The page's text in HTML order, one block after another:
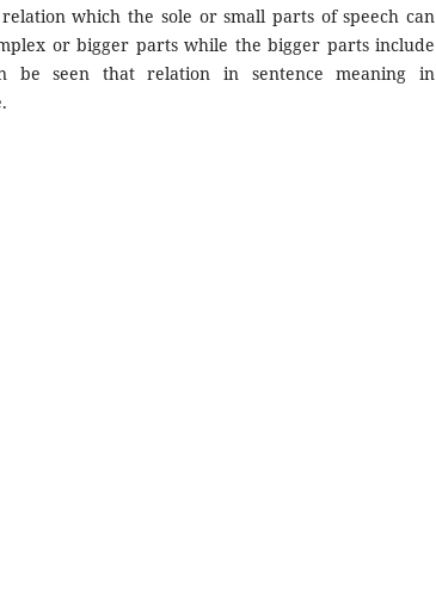
which the sole or small parts of speech can
or bigger parts while the bigger parts include
be seen that relation in sentence meaning in